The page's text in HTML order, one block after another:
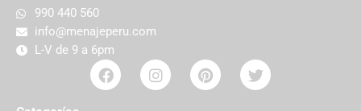
990 440 560
info@menajeperu.com
L-V de 9 a 6pm